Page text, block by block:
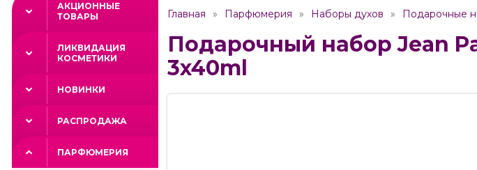
АКЦИОННЫЕ
ТОВАРЫ
ЛИКВИДАЦИЯ
КОСМЕТИКИ
НОВИНКИ
РАСПРОДАЖА
ПАРФЮМЕРИЯ
Главная Парфюмерия Наборы духов Подарочные
Подарочный набор Jean
3x40ml